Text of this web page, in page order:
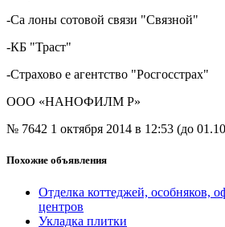
-Са лоны сотовой связи "Связной"
-КБ "Траст"
-Страхово е агентство "Росгосстрах"
ООО «НАНОФИЛМ Р»
№ 7642 1 октября 2014 в 12:53 (до
Похожие объявления
Отделка коттеджей, особняков,
центров
Укладка плитки